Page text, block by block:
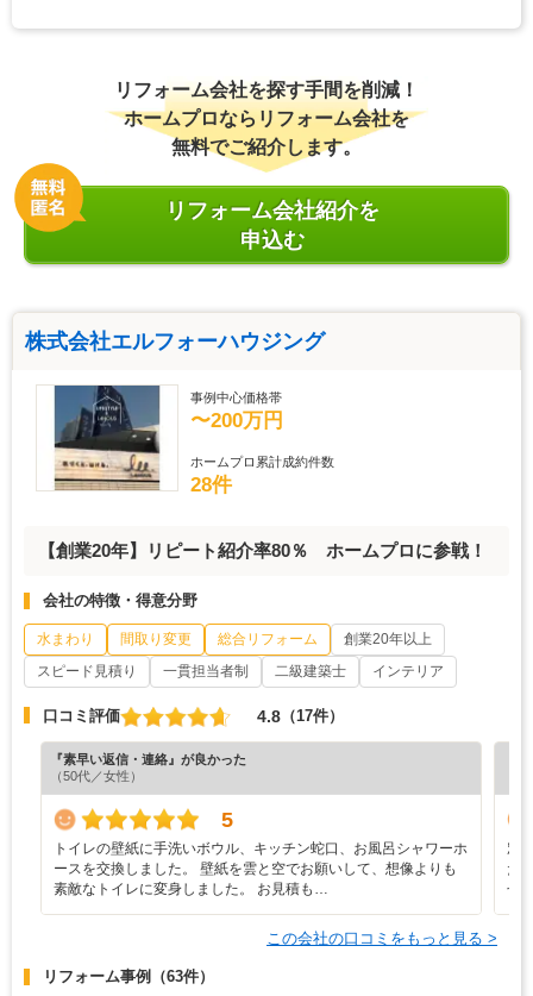
リフォーム会社を探す手間を削減！
ホームプロならリフォーム会社を
無料でご紹介します。
リフォーム会社紹介を
申込む
株式会社エルフォーハウジング
事例中心価格帯
〜200万円
ホームプロ累計成約件数
28件
【創業20年】リピート紹介率80％ ホームプロに参戦！
会社の特徴・得意分野
水まわり 間取り変更 総合リフォーム
創業20年以上
スピード見積り
一貫担当者制 二級建築士 インテリア
口コミ評価 4.8 （17件）
『素早い返信・連絡』が良かった
（50代／女性）
5
トイレの壁紙に手洗いボウル、キッチン蛇口、お風呂シャワーホ
ースを交換しました。 壁紙を雲と空でお願いして、想像よりも
素敵なトイレに変身しました。 お見積も…
窓
た
せ
この会社の口コミをもっと見る >
リフォーム事例 （63件）